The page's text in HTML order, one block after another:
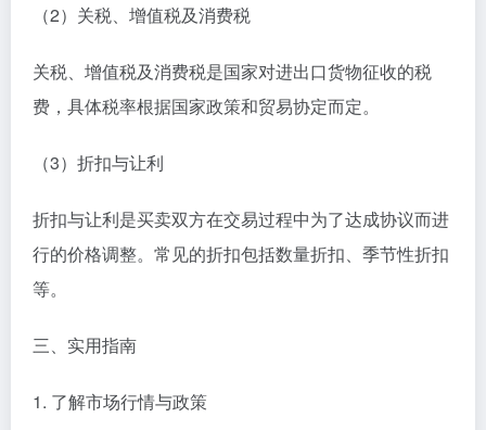
（2）关税、增值税及消费税
关税、增值税及消费税是国家对进出口货物征收的税
费，具体税率根据国家政策和贸易协定而定。
（3）折扣与让利
折扣与让利是买卖双方在交易过程中为了达成协议而进
行的价格调整。常见的折扣包括数量折扣、季节性折扣
等。
三、实用指南
1. 了解市场行情与政策